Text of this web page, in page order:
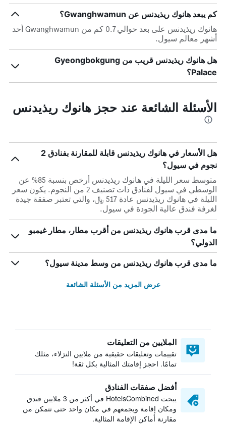
كم يبعد هانوك ريذيدنس عن Gwanghwamun؟
هانوك ريذيدنس على بعد حوالي 0.7 كم من Gwanghwamun أحد
أشهر معالم سيول.
هل هانوك ريذيدنس قريب من Gyeongbokgung
Palace؟
الأسئلة الشائعة عند حجز هانوك ريذيدنس
هل الأسعار في هانوك ريذيدنس قابلة للمقارنة بفنادق 2
نجوم في سيول؟
متوسط سعر الليلة في هانوك ريذيدنس أرخص بنسبة 85% عن
الوسطي في سيول لفنادق ذات تصنيف 2 من النجوم. يكون سعر
الليلة في هانوك ريذيدنس عادة 517 ﷼، والتي تعتبر صفقة جيدة
لغرفة فندق عالية الجودة في سيول.
ما مدى قرب هانوك ريذيدنس من أقرب مطار، مطار غيمبو
الدولي؟
ما مدى قرب هانوك ريذيدنس من وسط مدينة سيول؟
عرض المزيد من الأسئلة الشائعة
الملايين من التعليقات
تقييمات وتعليقات حقيقية من ملايين النزلاء، مثلك
تمامًا. احجز إقامتك المثالية بكل ثقة!
أفضل صفقات الفنادق
يبحث HotelsCombined في أكثر من 3 ملايين فندق
ومكان إقامة ويجمعهم في مكان واحد حتى تتمكن من
مقارنة أماكن الإقامة المثالية.